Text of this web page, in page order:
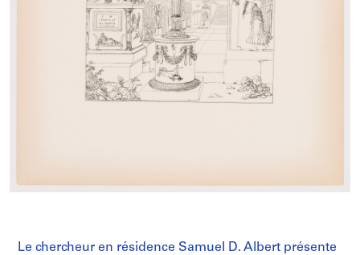
Le chercheur en résidence Samuel D. Albert présente